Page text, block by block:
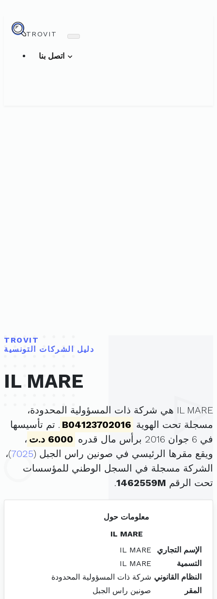
TROVIT
TROVIT
دليل الشركات التونسية
IL MARE
IL MARE هي شركة ذات المسؤولية المحدودة،
مسجلة تحت الهوية B04123702016 . تم تأسيسها
في 6 جوان 2016 برأس مال قدره
6000 د.ت
،
ويقع مقرها الرئيسي في صونين راس الجبل (7025)،
الشركة مسجلة في السجل الوطني للمؤسسات
تحت الرقم 1462559M
.
معلومات حول
IL MARE
الإسم التجاري
IL MARE
التسمية
IL MARE
النظام القانوني شركة ذات المسؤولية المحدودة
المقر
صونين راس الجبل